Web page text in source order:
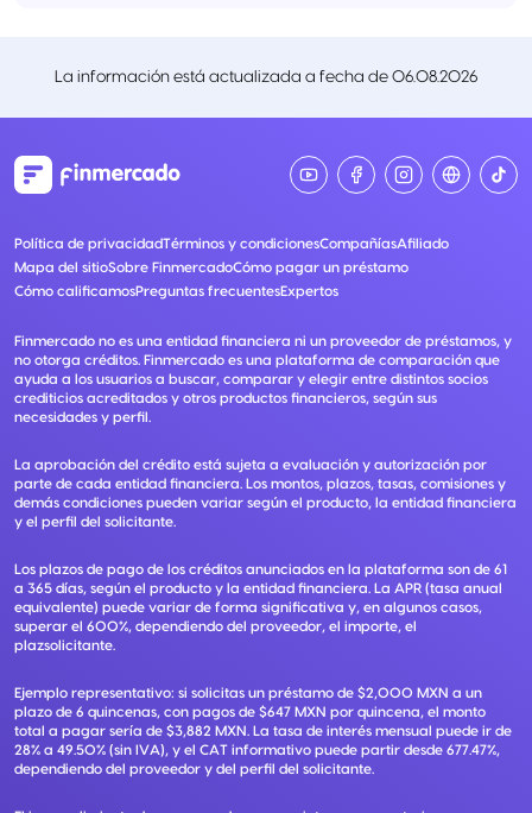
La información está actualizada a fecha de 06.08.2026
Política de privacidadTérminos y condicionesCompañíasAfiliado
Mapa del sitioSobre FinmercadoCómo pagar un préstamo
Cómo calificamosPreguntas frecuentesExpertos
Finmercado no es una entidad financiera ni un proveedor de préstamos, y
no otorga créditos. Finmercado es una plataforma de comparación que
ayuda a los usuarios a buscar, comparar y elegir entre distintos socios
crediticios acreditados y otros productos financieros, según sus
necesidades y perfil.
La aprobación del crédito está sujeta a evaluación y autorización por
parte de cada entidad financiera. Los montos, plazos, tasas, comisiones y
demás condiciones pueden variar según el producto, la entidad financiera
y el perfil del solicitante.
Los plazos de pago de los créditos anunciados en la plataforma son de 61
a 365 días, según el producto y la entidad financiera. La APR (tasa anual
equivalente) puede variar de forma significativa y, en algunos casos,
superar el 600%, dependiendo del proveedor, el importe, el
plazsolicitante.
Ejemplo representativo: si solicitas un préstamo de $2,000 MXN a un
plazo de 6 quincenas, con pagos de $647 MXN por quincena, el monto
total a pagar sería de $3,882 MXN. La tasa de interés mensual puede ir de
28% a 49.50% (sin IVA), y el CAT informativo puede partir desde 677.47%,
dependiendo del proveedor y del perfil del solicitante.